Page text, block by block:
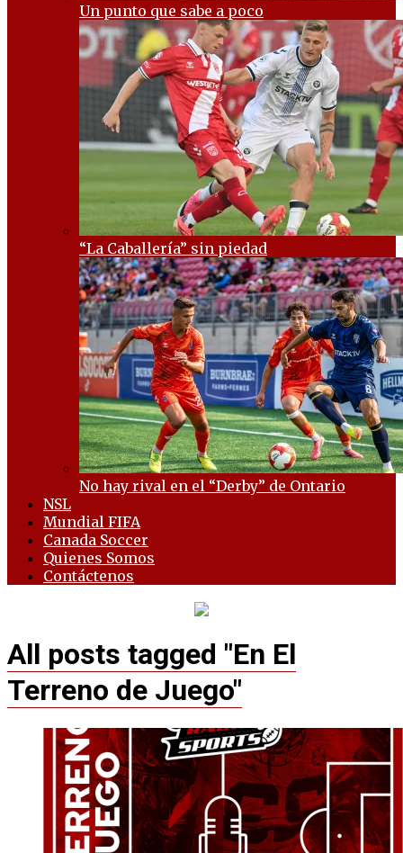
Un punto que sabe a poco
“La Caballería” sin piedad
No hay rival en el “Derby” de Ontario
NSL
Mundial FIFA
Canada Soccer
Quienes Somos
Contáctenos
All posts tagged "En El
Terreno de Juego"